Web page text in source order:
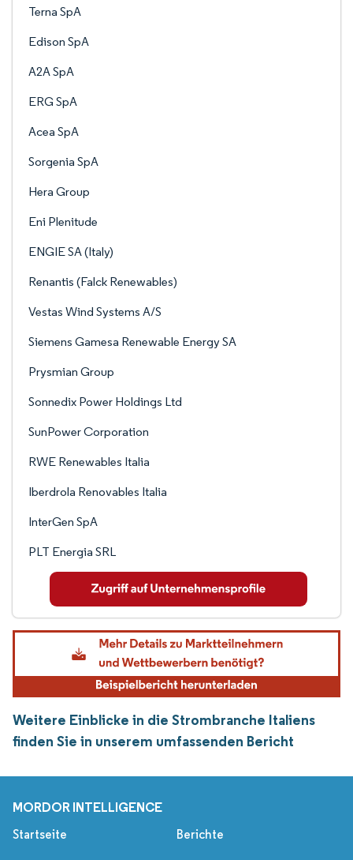
Terna SpA
Edison SpA
A2A SpA
ERG SpA
Acea SpA
Sorgenia SpA
Hera Group
Eni Plenitude
ENGIE SA (Italy)
Renantis (Falck Renewables)
Vestas Wind Systems A/S
Siemens Gamesa Renewable Energy SA
Prysmian Group
Sonnedix Power Holdings Ltd
SunPower Corporation
RWE Renewables Italia
Iberdrola Renovables Italia
InterGen SpA
PLT Energia SRL
Weitere Einblicke in die Strombranche Italiens
finden Sie in unserem umfassenden Bericht
MORDOR INTELLIGENCE
Startseite Berichte